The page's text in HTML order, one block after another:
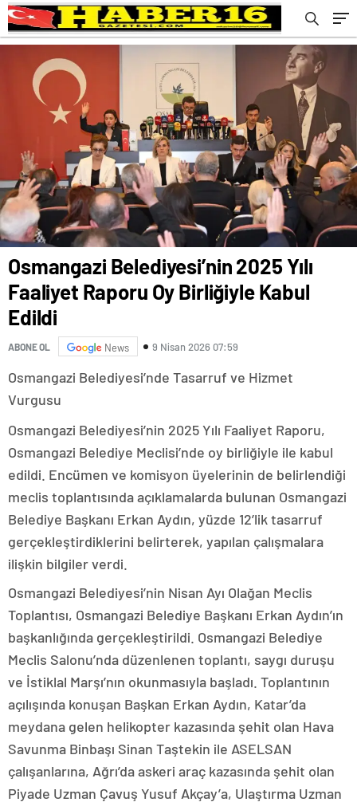
Osmangazi Belediyesi’nin 2025 Yılı
Faaliyet Raporu Oy Birliğiyle Kabul
Edildi
ABONE OL News 9 Nisan 2026 07:59
Osmangazi Belediyesi’nde Tasarruf ve Hizmet
Vurgusu
Osmangazi Belediyesi’nin 2025 Yılı Faaliyet Raporu,
Osmangazi Belediye Meclisi’nde oy birliğiyle ile kabul
edildi. Encümen ve komisyon üyelerinin de belirlendiği
meclis toplantısında açıklamalarda bulunan Osmangazi
Belediye Başkanı Erkan Aydın, yüzde 12’lik tasarruf
gerçekleştirdiklerini belirterek, yapılan çalışmalara
ilişkin bilgiler verdi.
Osmangazi Belediyesi’nin Nisan Ayı Olağan Meclis
Toplantısı, Osmangazi Belediye Başkanı Erkan Aydın’ın
başkanlığında gerçekleştirildi. Osmangazi Belediye
Meclis Salonu’nda düzenlenen toplantı, saygı duruşu
ve İstiklal Marşı’nın okunmasıyla başladı. Toplantının
açılışında konuşan Başkan Erkan Aydın, Katar’da
meydana gelen helikopter kazasında şehit olan Hava
Savunma Binbaşı Sinan Taştekin ile ASELSAN
çalışanlarına, Ağrı’da askeri araç kazasında şehit olan
Piyade Uzman Çavuş Yusuf Akçay’a, Ulaştırma Uzman